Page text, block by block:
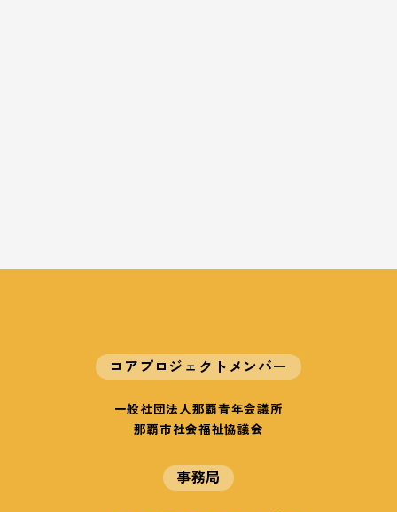
コアプロジェクトメンバー
一般社団法人那覇青年会議所
那覇市社会福祉協議会
事務局